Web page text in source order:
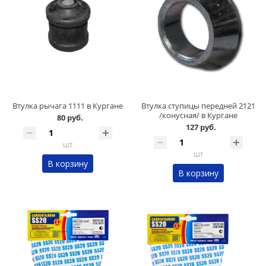
Втулка рычага 1111 в Кургане
80 руб.
шт
В корзину
Втулка ступицы передней 2121
/конусная/ в Кургане
127 руб.
шт
В корзину